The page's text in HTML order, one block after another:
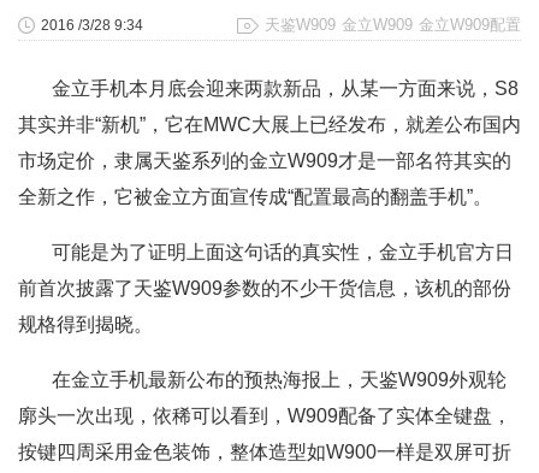
天鉴W909 金立W909 金立W909配置
2016 /3/28 9:34
金立手机本月底会迎来两款新品，从某一方面来说，S8
其实并非“新机”，它在MWC大展上已经发布，就差公布国内
市场定价，隶属天鉴系列的金立W909才是一部名符其实的
全新之作，它被金立方面宣传成“配置最高的翻盖手机”。
可能是为了证明上面这句话的真实性，金立手机官方日
前首次披露了天鉴W909参数的不少干货信息，该机的部份
规格得到揭晓。
在金立手机最新公布的预热海报上，天鉴W909外观轮
廓头一次出现，依稀可以看到，W909配备了实体全键盘，
按键四周采用金色装饰，整体造型如W900一样是双屏可折